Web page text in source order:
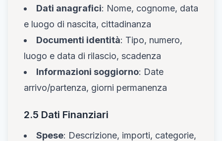
Dati anagrafici: Nome, cognome, data
e luogo di nascita, cittadinanza
Documenti identità: Tipo, numero,
luogo e data di rilascio, scadenza
Informazioni soggiorno: Date
arrivo/partenza, giorni permanenza
2.5 Dati Finanziari
Spese: Descrizione, importi, categorie,